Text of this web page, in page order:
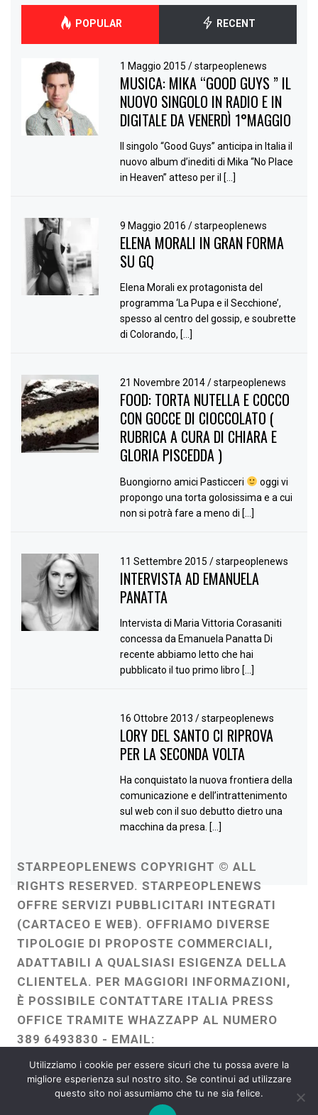
POPULAR RECENT
1 Maggio 2015/ starpeoplenews
MUSICA: MIKA “GOOD GUYS ” IL
NUOVO SINGOLO IN RADIO E IN
DIGITALE DA VENERDÌ 1°MAGGIO
Il singolo “Good Guys” anticipa in Italia il
nuovo album d’inediti di Mika “No Place
in Heaven” atteso per il […]
9 Maggio 2016/ starpeoplenews
ELENA MORALI IN GRAN FORMA
SU GQ
Elena Morali ex protagonista del
programma ‘La Pupa e il Secchione’,
spesso al centro del gossip, e soubrette
di Colorando, […]
21 Novembre 2014/ starpeoplenews
FOOD: TORTA NUTELLA E COCCO
CON GOCCE DI CIOCCOLATO (
RUBRICA A CURA DI CHIARA E
GLORIA PISCEDDA )
Buongiorno amici Pasticceri
oggi vi
propongo una torta golosissima e a cui
non si potrà fare a meno di […]
11 Settembre 2015/ starpeoplenews
INTERVISTA AD EMANUELA
PANATTA
Intervista di Maria Vittoria Corasaniti
concessa da Emanuela Panatta Di
recente abbiamo letto che hai
pubblicato il tuo primo libro […]
16 Ottobre 2013/ starpeoplenews
LORY DEL SANTO CI RIPROVA
PER LA SECONDA VOLTA
Ha conquistato la nuova frontiera della
comunicazione e dell’intrattenimento
sul web con il suo debutto dietro una
macchina da presa. […]
STARPEOPLENEWS COPYRIGHT © ALL
RIGHTS RESERVED. STARPEOPLENEWS
OFFRE SERVIZI PUBBLICITARI INTEGRATI
(CARTACEO E WEB). OFFRIAMO DIVERSE
TIPOLOGIE DI PROPOSTE COMMERCIALI,
ADATTABILI A QUALSIASI ESIGENZA DELLA
CLIENTELA. PER MAGGIORI INFORMAZIONI,
È POSSIBILE CONTATTARE ITALIA PRESS
OFFICE TRAMITE WHAZZAPP AL NUMERO
389 6493830 - EMAIL:
ITALIAPRESSOFFICE@GMAIL.COM
WEBMASTER :FRANCESCO GENTILE
FREELANCE
Utilizziamo i cookie per essere sicuri che tu possa avere la
migliore esperienza sul nostro sito. Se continui ad utilizzare
questo sito noi assumiamo che tu ne sia felice.